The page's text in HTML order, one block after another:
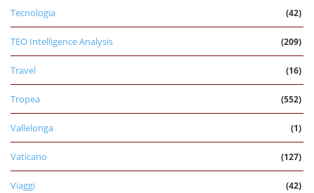
Tecnologia (42)
TEO Intelligence Analysis (209)
Travel (16)
Tropea (552)
Vallelonga (1)
Vaticano (127)
Viaggi (42)